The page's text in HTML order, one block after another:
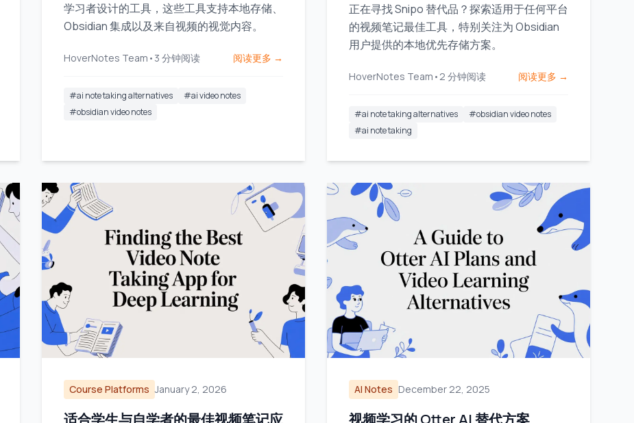
学习者设计的工具，这些工具支持本地存储、
Obsidian 集成以及来自视频的视觉内容。
HoverNotes Team • 3 分钟阅读 阅读更多 →
#ai note taking alternatives #ai video notes
#obsidian video notes
正在寻找 Snipo 替代品？探索适用于任何平台
的视频笔记最佳工具，特别关注为 Obsidian
用户提供的本地优先存储方案。
HoverNotes Team • 2 分钟阅读 阅读更多 →
#ai note taking alternatives #obsidian video notes
#ai note taking
Course Platforms January 2, 2026
适合学生与自学者的最佳视频笔记应
AI Notes December 22, 2025
视频学习的 Otter AI 替代方案